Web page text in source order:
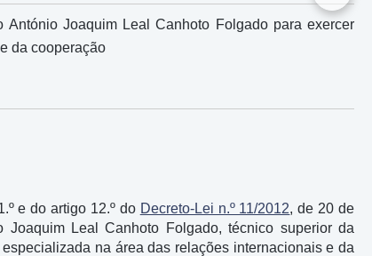
Joaquim Leal Canhoto Folgado para exercer
da cooperação
e do artigo 12.º do Decreto-Lei n.º 11/2012, de 20 de
Leal Canhoto Folgado, técnico superior da
na área das relações internacionais e da